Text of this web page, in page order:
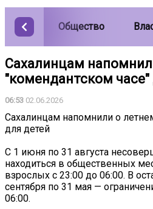
Общество
Сахалинцам
"комендантском часе"
06:53 02.06.2026
Сахалинцам напомнили о
для детей
С 1 июня по 31 августа
находиться в общественных
взрослых с 23:00 до 06:00. В
сентября по 31 мая —
06:00.